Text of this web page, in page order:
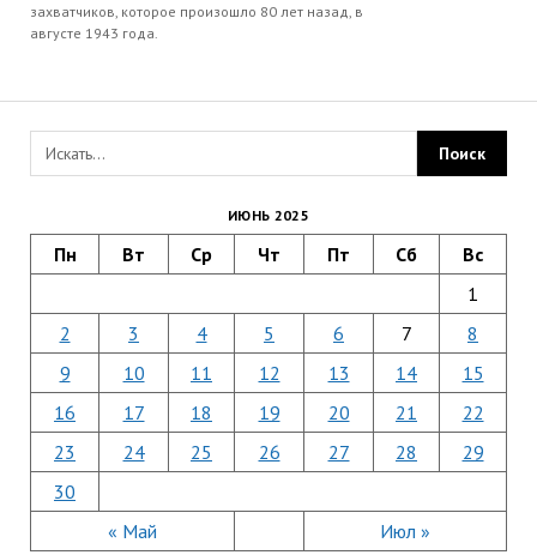
захватчиков, которое произошло 80 лет назад, в
августе 1943 года.
ИЮНЬ 2025
Пн Вт Ср Чт Пт Сб Вс
« Май Июл »
1
2
3 4 5 6 7
8
9
10 11 12 13 14
15
16
17 18 19 20 21
22
23
24 25 26 27 28
29
30